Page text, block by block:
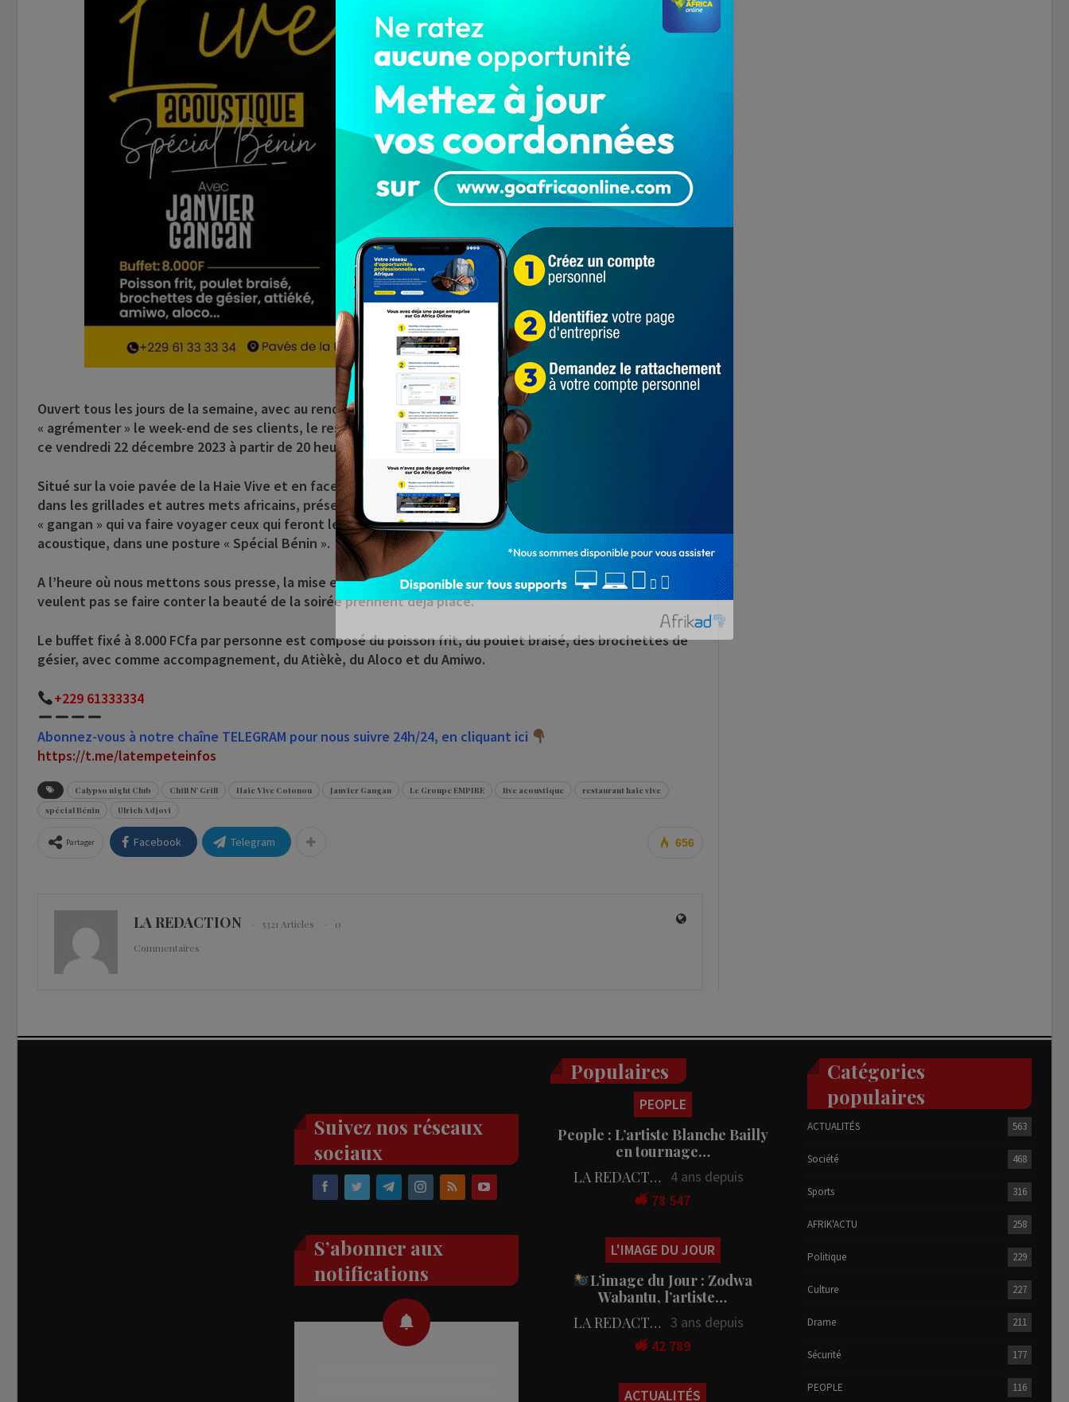
Chill N’ Grill
Ouvert tous les jours de la semaine, avec au rendez-vous une animation live spécialement offerte pour
« agrémenter » le week-end de ses clients, le restaurant «Chill N’ Grill
» veut faire « pimenter » la soirée de
ce vendredi 22 décembre 2023 à partir de 20 heures (GMT+1).
Situé sur la voie pavée de la Haie Vive et en face du Calypso night Club à Cotonou, le restaurant spécialisé
dans les grillades et autres mets africains, présenteJanvier Gangan , un véritable accroc du rythme
« gangan » qui va faire voyager ceux qui feront le déplacement, dans un univers endiablé du live
acoustique, dans une posture « Spécial Bénin ».
A l’heure où nous mettons sous presse, la mise en place est déjà assurée, et quelques clients qui ne
veulent pas se faire conter la beauté de la soirée prennent déjà place.
Le buffet fixé à 8.000 FCfa par personne est composé du poisson frit, du poulet braisé, des brochettes de
gésier, avec comme accompagnement, du Atièkè, du Aloco et du Amiwo.
+229 61333334
Abonnez-vous à notre chaîne TELEGRAM pour nous suivre 24h/24, en cliquant ici
https://t.me/latempeteinfos
Calypso night Club Chill N' Grill Haie Vive Cotonou Janvier Gangan Le Groupe EMPIRE live acoustique
restaurant haie vive
spécial Bénin
Ulrich Adjovi
656
Partager Facebook Telegram
LA REDACTION 5321 Articles
0
Commentaires
Suivez nos réseaux
sociaux
S’abonner aux
notifications
Populaires
PEOPLE
People : L’artiste Blanche Bailly
en tournage…
LA REDACTION
4 ans depuis
78 547
L'IMAGE DU JOUR
L’image du Jour : Zodwa
Wabantu, l’artiste…
LA REDACTION 3 ans depuis
42 789
ACTUALITÉS
Catégories
populaires
ACTUALITÉS 563
Société 468
Sports 316
AFRIK'ACTU 258
Politique 229
Culture 227
Drame 211
Sécurité 177
PEOPLE 116